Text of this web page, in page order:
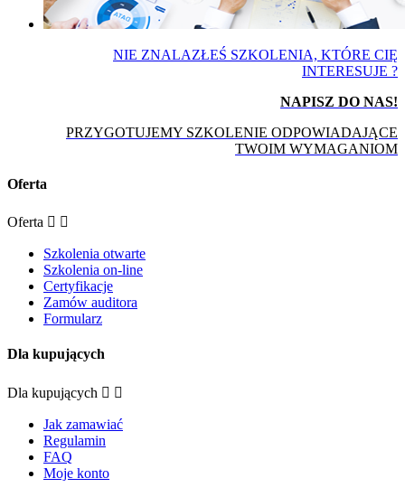
NIE ZNALAZŁEŚ SZKOLENIA, KTÓRE CIĘ
INTERESUJE ?
NAPISZ DO NAS!
PRZYGOTUJEMY SZKOLENIE ODPOWIADAJĄCE
TWOIM WYMAGANIOM
Oferta
Oferta  
Szkolenia otwarte
Szkolenia on-line
Certyfikacje
Zamów auditora
Formularz
Dla kupujących
Dla kupujących  
Jak zamawiać
Regulamin
FAQ
Moje konto